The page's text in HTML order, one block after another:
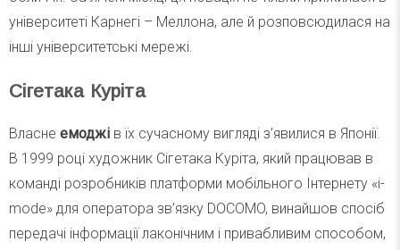
університеті Карнегі – Меллона, але й розповсюдилася на
інші університетські мережі.
Сігетака Куріта
Власне емоджі в їх сучасному вигляді з’явилися в Японії.
В 1999 році художник Сігетака Куріта, який працював в
команді розробників платформи мобільного Інтернету «i-
mode» для оператора зв’язку DOCOMO, винайшов спосіб
передачі інформації лаконічним і привабливим способом,